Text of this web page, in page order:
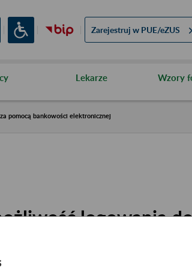
Zarejestruj w PUE/eZUS
Lekarze Wzory
pomocą bankowości elektronicznej
logowania
bankowości